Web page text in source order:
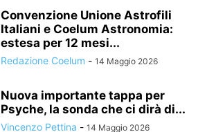
Convenzione Unione Astrofili
Italiani e Coelum Astronomia:
estesa per 12 mesi...
Redazione Coelum - 14 Maggio 2026
Nuova importante tappa per
Psyche, la sonda che ci dirà di...
Vincenzo Pettina - 14 Maggio 2026